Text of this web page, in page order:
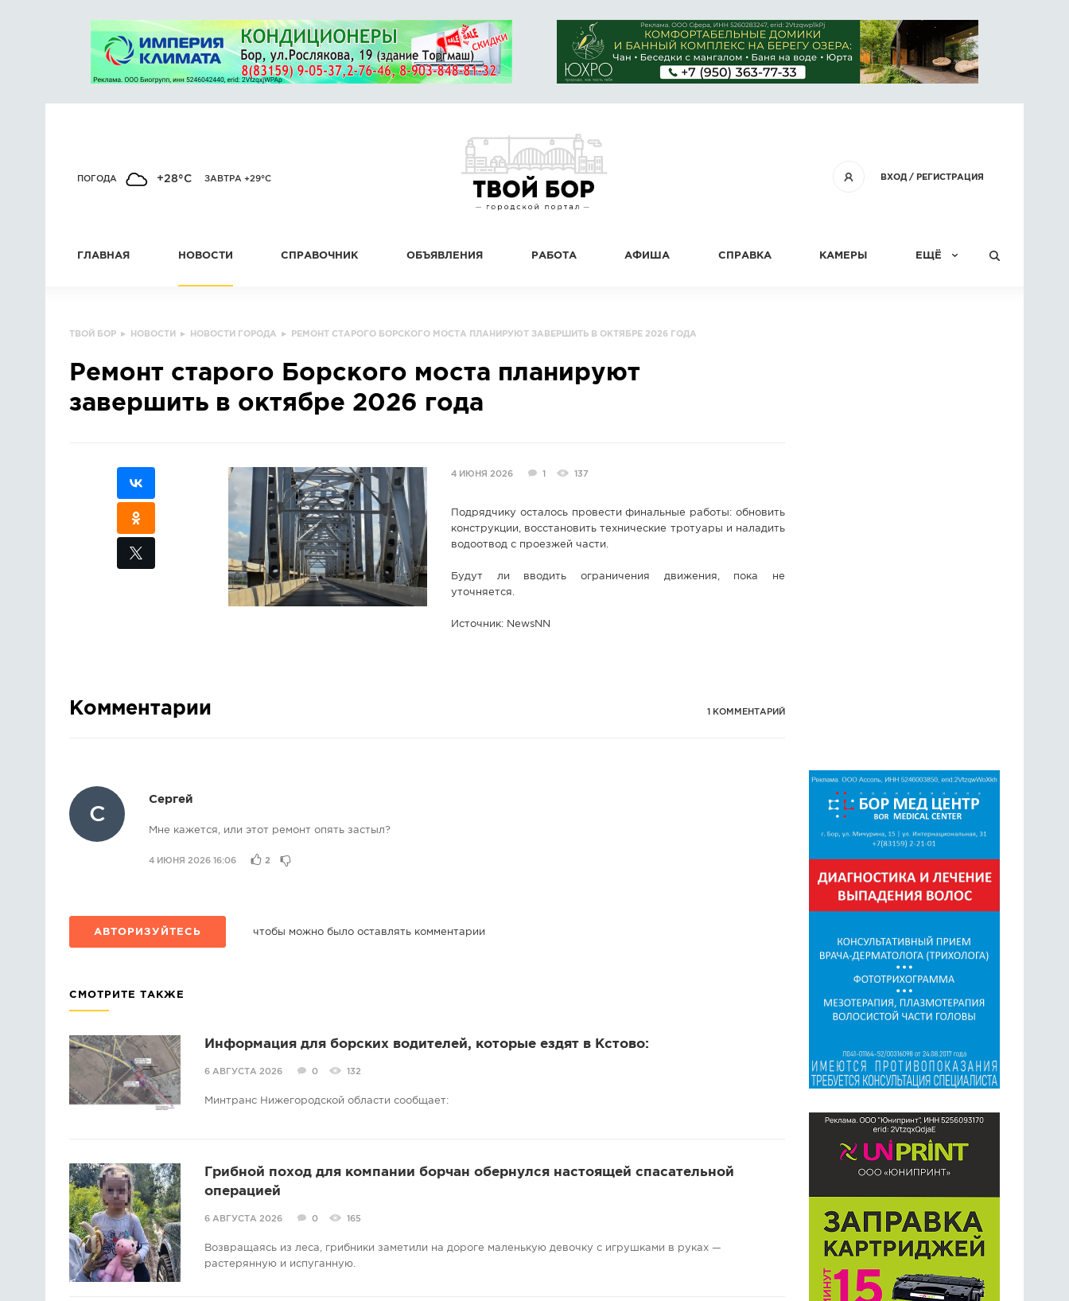
ВХОД/ РЕГИСТРАЦИЯ
ПОГОДА +28°C ЗАВТРА +29°C
ГЛАВНАЯ НОВОСТИ СПРАВОЧНИК ОБЪЯВЛЕНИЯ РАБОТА АФИША СПРАВКА КАМЕРЫ ЕЩЁ
ТВОЙ БОР ▸ НОВОСТИ ▸ НОВОСТИ ГОРОДА ▸ РЕМОНТ СТАРОГО БОРСКОГО МОСТА ПЛАНИРУЮТ ЗАВЕРШИТЬ В ОКТЯБРЕ 2026 ГОДА
Ремонт старого Борского моста планируют
завершить в октябре 2026 года
4 ИЮНЯ 2026 1 137
Подрядчику осталось провести финальные работы: обновить
конструкции, восстановить технические тротуары и наладить
водоотвод с проезжей части.
Будут ли вводить ограничения движения, пока не
уточняется.
Источник: NewsNN
Комментарии 1 КОММЕНТАРИЙ
С
Сергей
Мне кажется, или этот ремонт опять застыл?
4 ИЮНЯ 2026 16:06 2
АВТОРИЗУЙТЕСЬ чтобы можно было оставлять комментарии
СМОТРИТЕ ТАКЖЕ
Информация для борских водителей, которые ездят в Кстово:
6 АВГУСТА 2026 0 132
Минтранс Нижегородской области сообщает:
Грибной поход для компании борчан обернулся настоящей спасательной
операцией
6 АВГУСТА 2026 0 165
Возвращаясь из леса, грибники заметили на дороге маленькую девочку с игрушками в руках —
растерянную и испуганную.